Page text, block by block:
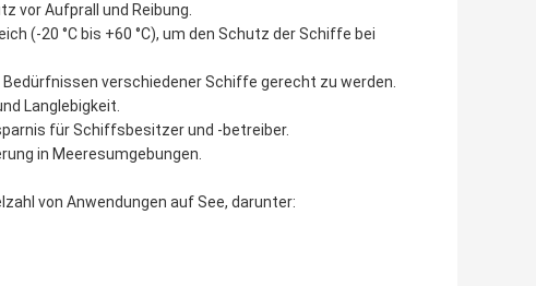
vor Aufprall und Reibung.
(-20 °C bis +60 °C), um den Schutz der Schiffe bei
verschiedener Schiffe gerecht zu werden.
Langlebigkeit.
für Schiffsbesitzer und -betreiber.
in Meeresumgebungen.
von Anwendungen auf See, darunter: